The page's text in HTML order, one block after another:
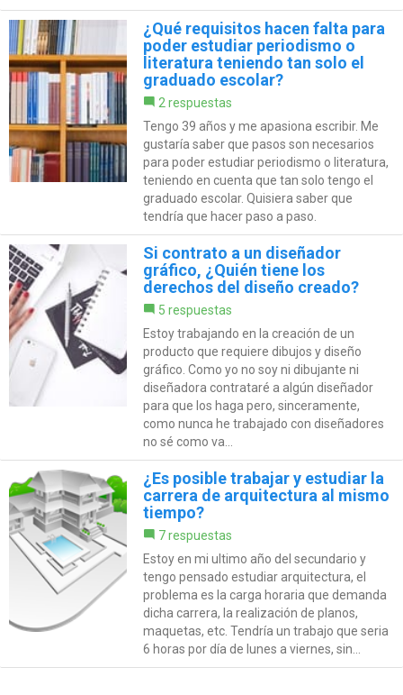
¿Qué requisitos hacen falta para
poder estudiar periodismo o
literatura teniendo tan solo el
graduado escolar?
2 respuestas
Tengo 39 años y me apasiona escribir. Me
gustaría saber que pasos son necesarios
para poder estudiar periodismo o literatura,
teniendo en cuenta que tan solo tengo el
graduado escolar. Quisiera saber que
tendría que hacer paso a paso.
Si contrato a un diseñador
gráfico, ¿Quién tiene los
derechos del diseño creado?
5 respuestas
Estoy trabajando en la creación de un
producto que requiere dibujos y diseño
gráfico. Como yo no soy ni dibujante ni
diseñadora contrataré a algún diseñador
para que los haga pero, sinceramente,
como nunca he trabajado con diseñadores
no sé como va...
¿Es posible trabajar y estudiar la
carrera de arquitectura al mismo
tiempo?
7 respuestas
Estoy en mi ultimo año del secundario y
tengo pensado estudiar arquitectura, el
problema es la carga horaria que demanda
dicha carrera, la realización de planos,
maquetas, etc. Tendría un trabajo que seria
6 horas por día de lunes a viernes, sin...